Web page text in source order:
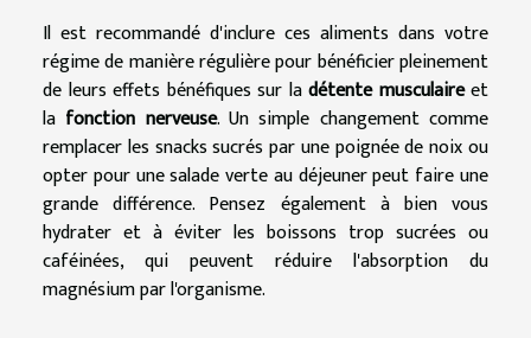
Il est recommandé d'inclure ces aliments dans votre
régime de manière régulière pour bénéficier pleinement
de leurs effets bénéfiques sur ladétente musculaireet
la fonction nerveuse. Un simple changement comme
remplacer les snacks sucrés par une poignée de noix ou
opter pour une salade verte au déjeuner peut faire une
grande différence. Pensez également à bien vous
hydrater et à éviter les boissons trop sucrées ou
caféinées, qui peuvent réduire l'absorption du
magnésium par l'organisme.